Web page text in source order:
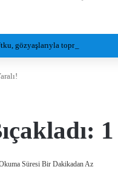
gözyaşlarıyla toprağa verildi
Süresi Bir Dakikadan Az